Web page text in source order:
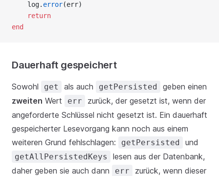
    log.
error(err)
return
end
Dauerhaft gespeichert
Sowohl get als auch getPersisted
geben einen
zweiten Wert err
zurück, der gesetzt ist, wenn der
angeforderte Schlüssel nicht gesetzt ist. Ein dauerhaft
gespeicherter Lesevorgang kann noch aus einem
weiteren Grund fehlschlagen:
getPersisted und
getAllPersistedKeys
lesen aus der Datenbank,
daher geben sie auch dann
err
zurück, wenn dieser